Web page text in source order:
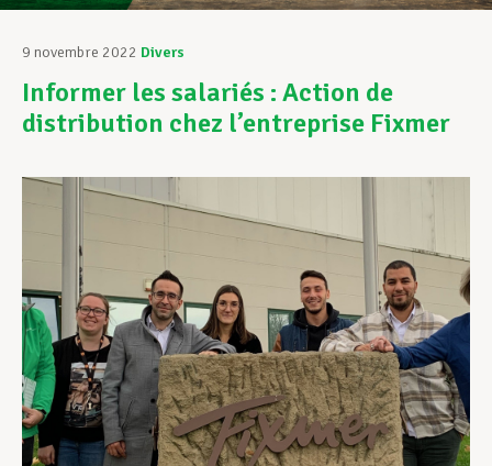
Assistance au Travail
Vos droits
Assistance en vie privée
Développement professionnel
Devenir Membre
Actualités
9 novembre 2022 Divers
Informer les salariés : Action de
distribution chez l’entreprise Fixmer